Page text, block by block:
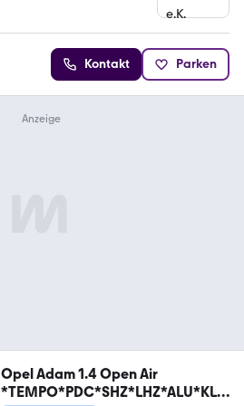
Kontakt Parken
Opel Adam 1.4 Open Air
*TEMPO*PDC*SHZ*LHZ*ALU*KLI